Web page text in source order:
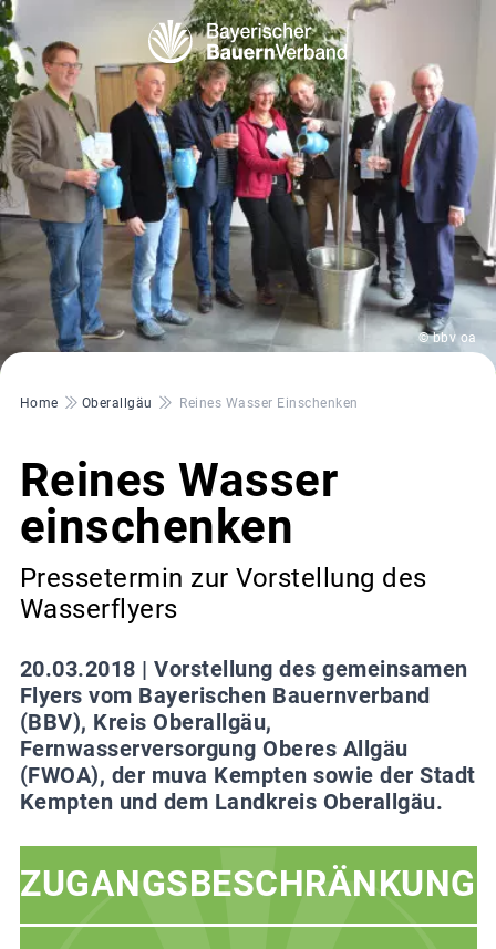
© bbv oa
Pfadnavigation
Home Oberallgäu Reines Wasser Einschenken
Reines Wasser
einschenken
Pressetermin zur Vorstellung des
Wasserflyers
20.03.2018 | Vorstellung des gemeinsamen
Flyers vom Bayerischen Bauernverband
(BBV), Kreis Oberallgäu,
Fernwasserversorgung Oberes Allgäu
(FWOA), der muva Kempten sowie der Stadt
Kempten und dem Landkreis Oberallgäu.
ZUGANGSBESCHRÄNKUNG